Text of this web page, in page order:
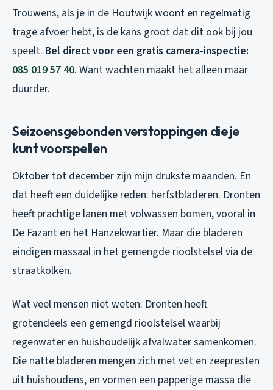
Trouwens, als je in de Houtwijk woont en regelmatig
trage afvoer hebt, is de kans groot dat dit ook bij jou
speelt. Bel direct voor een gratis camera-inspectie:
085 019 57 40. Want wachten maakt het alleen maar
duurder.
Seizoensgebonden verstoppingen die je
kunt voorspellen
Oktober tot december zijn mijn drukste maanden. En
dat heeft een duidelijke reden: herfstbladeren. Dronten
heeft prachtige lanen met volwassen bomen, vooral in
De Fazant en het Hanzekwartier. Maar die bladeren
eindigen massaal in het gemengde rioolstelsel via de
straatkolken.
Wat veel mensen niet weten: Dronten heeft
grotendeels een gemengd rioolstelsel waarbij
regenwater en huishoudelijk afvalwater samenkomen.
Die natte bladeren mengen zich met vet en zeepresten
uit huishoudens, en vormen een papperige massa die